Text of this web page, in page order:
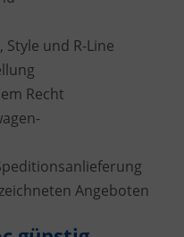
und R-Line
Recht
Angeboten